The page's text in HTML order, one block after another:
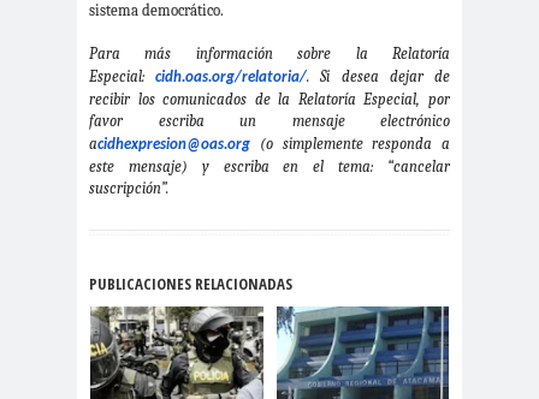
P
n
agresion
es
agresiones a la
prensa
Alberto Gato
Gamboa
Alcaldía Ciudadana de
Torres
Alto Comisionado de ONU
sistema democrático.
Para más información sobre la Relatoría
Especial:cidh.oas.org/relatoria/. Si desea dejar de
recibir los comunicados de la Relatoría Especial, por
favor escriba un mensaje electrónico
acidhexpresion@oas.org (o simplemente responda a
este mensaje) y escriba en el tema: “cancelar
suscripción”.
PUBLICACIONES RELACIONADAS